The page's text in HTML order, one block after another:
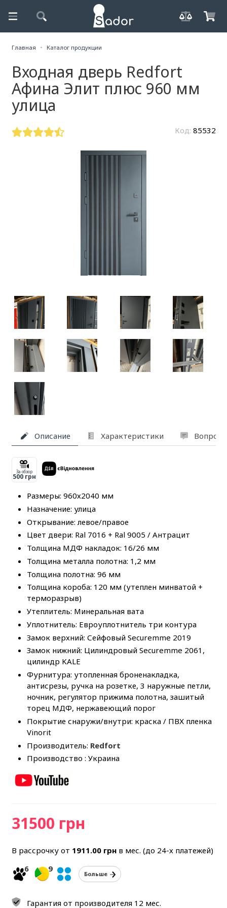
Главная Каталог продукции
Входная дверь Redfort
Афина Элит плюс 960 мм
улица
Код: 85532
Описание Характеристики
За обзор
500 грн
Размеры: 960х2040 мм
Назначение: улица
Открывание: левое/правое
Цвет двери: Ral 7016 + Ral 9005 / Антрацит
Толщина МДФ накладок: 16/26 мм
Толщина металла полотна: 1,2 мм
Толщина полотна: 96 мм
Толщина короба: 120 мм (утеплен минватой +
терморазрыв)
Утеплитель: Минеральная вата
Уплотнитель: Евроуплотнитель три контура
Замок верхний: Сейфовый Securemme 2019
Замок нижний: Цилиндровый Securemme 2061,
цилиндр KALE
Фурнитура: утопленная броненакладка,
антисрезы, ручка на розетке, 3 наружные петли,
ночник, регулятор прижима полотна, зашитый
торец МДФ, нержавеющий порог
Покрытие снаружи/внутри: краска / ПВХ пленка
Vinorit
Производитель: Redfort
Производство : Украина
31500 грн
В рассрочку от 1911.00грнв мес. (до 24-х платежей)
6
9
Больше
Гарантия от производителя 12 мес.